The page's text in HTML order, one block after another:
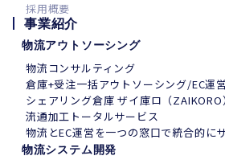
採用概要
事業紹介
物流アウトソーシング
物流コンサルティング
倉庫+受注一括アウトソーシング/EC運
シェアリング倉庫 ザイ庫ロ（ZAIKORO
流通加工トータルサービス
物流とEC運営を一つの窓口で統合的に
物流システム開発